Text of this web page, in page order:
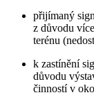
přijímaný
z důvodu
terénu
k zastínění
důvodu
činností v